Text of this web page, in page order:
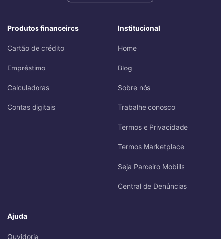
Produtos financeiros
Cartão de crédito
Empréstimo
Calculadoras
Contas digitais
Institucional
Home
Blog
Sobre nós
Trabalhe conosco
Termos e Privacidade
Termos Marketplace
Seja Parceiro Mobills
Central de Denúncias
Ajuda
Ouvidoria